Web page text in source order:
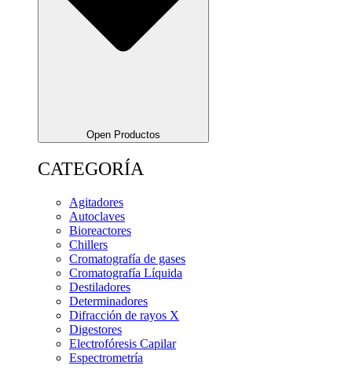
Open Productos
CATEGORÍA
Agitadores
Autoclaves
Bioreactores
Chillers
Cromatografía de gases
Cromatografía Líquida
Destiladores
Determinadores
Difracción de rayos X
Digestores
Electrofóresis Capilar
Espectrometría